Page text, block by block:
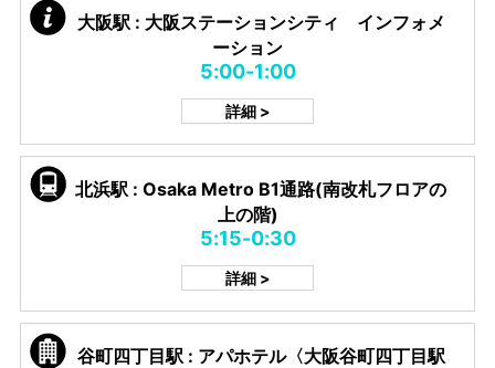
大阪駅 : 大阪ステーションシティ インフォメ
ーション
5:00-1:00
詳細 >
北浜駅 : Osaka Metro B1通路(南改札フロアの
上の階)
5:15-0:30
詳細 >
谷町四丁目駅 : アパホテル〈大阪谷町四丁目駅